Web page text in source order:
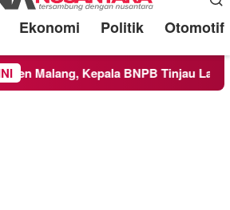
Ekonomi Politik Otomotif
Kepala BNPB Tinjau Langsung Lokasi